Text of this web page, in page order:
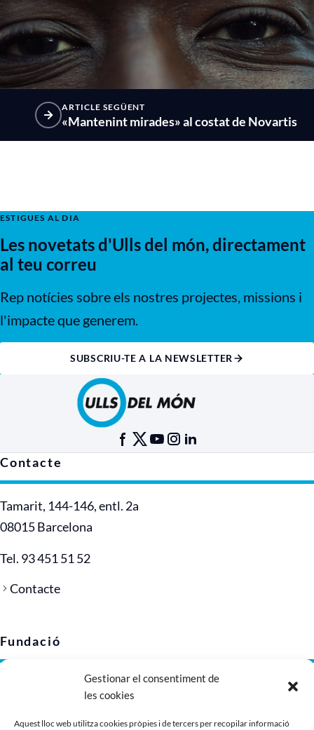
Gestionar el consentiment de
les cookies
Aquest lloc web utilitza cookies pròpies i de tercers per recopilar informació
ARTICLE SEGÜENT
«Mantenint mirades» al costat de Novartis
ESTIGUES AL DIA
Les novetats d'Ulls del món, directament
al teu correu
Rep notícies sobre els nostres projectes, missions i
l'impacte que generem.
SUBSCRIU-TE A LA NEWSLETTER
Contacte
Tamarit, 144-146, entl. 2a
08015 Barcelona
Tel. 93 451 51 52
Contacte
Fundació
Política de privacitat
Política de cookies (UE)